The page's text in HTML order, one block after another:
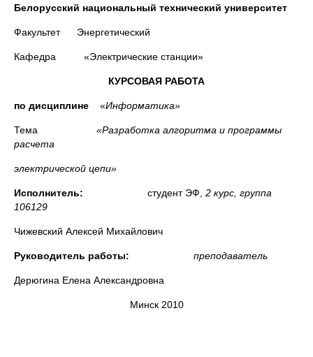
Белорусский национальный технический университет
Факультет Энергетический
Кафедра «Электрические станции»
КУРСОВАЯ РАБОТА
по дисциплине «Информатика»
Тема «Разработка алгоритма и программы
расчета
электрической цепи»
Исполнитель: студент ЭФ, 2 курс, группа
106129
Чижевский Алексей Михайлович
Руководитель работы: преподаватель
Дерюгина Елена Александровна
Минск 2010